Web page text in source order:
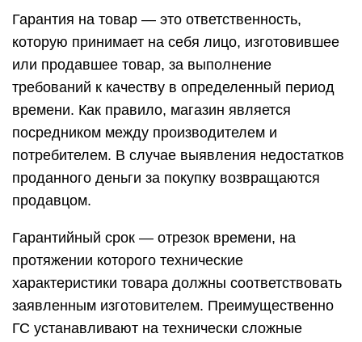
Гарантия на товар — это ответственность,
которую принимает на себя лицо, изготовившее
или продавшее товар, за выполнение
требований к качеству в определенный период
времени. Как правило, магазин является
посредником между производителем и
потребителем. В случае выявления недостатков
проданного деньги за покупку возвращаются
продавцом.
Гарантийный срок — отрезок времени, на
протяжении которого технические
характеристики товара должны соответствовать
заявленным изготовителем. Преимущественно
ГС устанавливают на технически сложные